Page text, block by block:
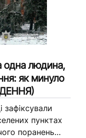
одна людина,
як минуло
пунктах
поранень